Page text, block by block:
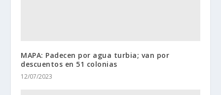
MAPA: Padecen por agua turbia; van por
descuentos en 51 colonias
12/07/2023